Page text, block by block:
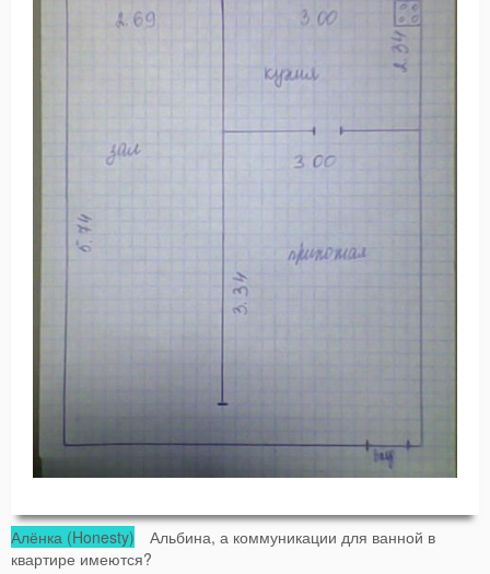
Алёнка (Honesty) Альбина, а коммуникации для ванной в
квартире имеются?